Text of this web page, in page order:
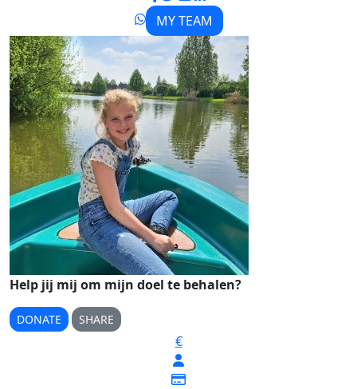
MY TEAM
Help jij mij om mijn doel te behalen?
DONATE SHARE
€